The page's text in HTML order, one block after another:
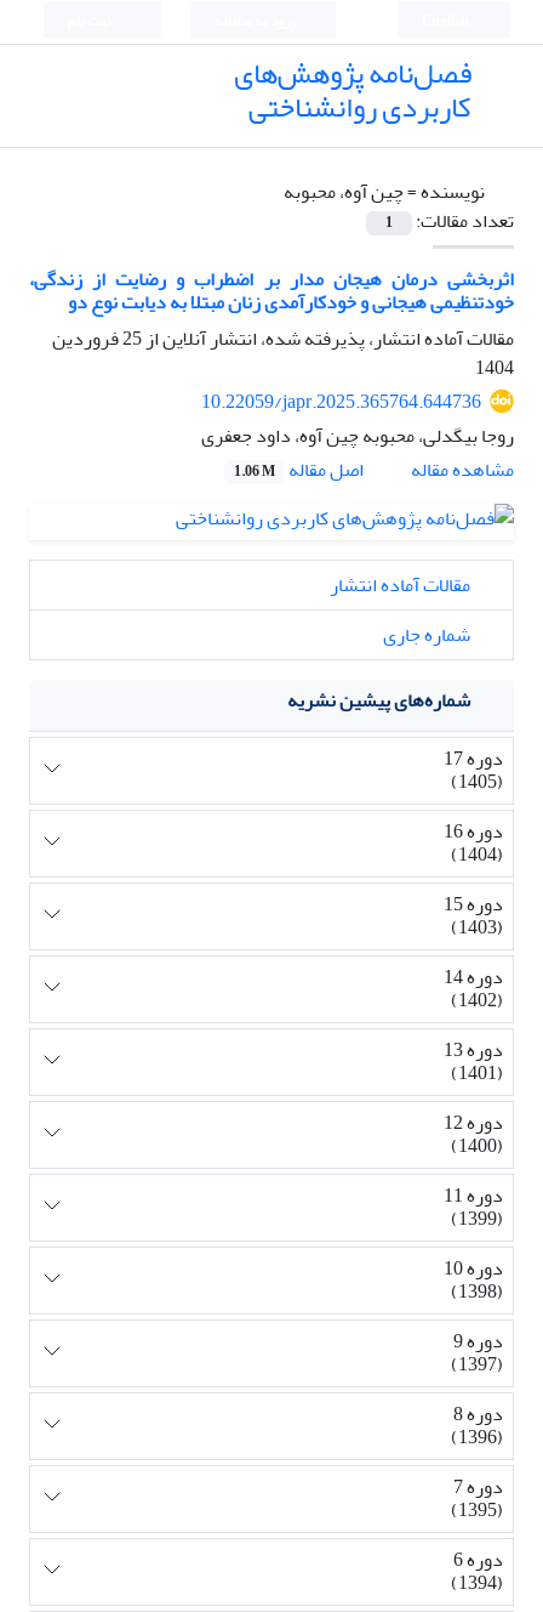
فصل‌نامه پژوهش‌های
کاربردی روانشناختی
نویسنده =چین آوه، محبوبه
تعداد مقالات:
1
اثربخشی درمان هیجان مدار بر اضطراب و رضایت از زندگی،
خودتنظیمی هیجانی و خودکارآمدی زنان مبتلا به دیابت نوع دو
مقالات آماده انتشار، پذیرفته شده، انتشار آنلاین از
25 فروردین
1404
10.22059/japr.2025.365764.644736
روجا بیگدلی، محبوبه چین آوه، داود جعفری
مشاهده مقاله
اصل مقاله 1.06 M
مقالات آماده انتشار
شماره جاری
شماره‌های پیشین نشریه
دوره 17
(1405)
دوره 16
(1404)
دوره 15
(1403)
دوره 14
(1402)
دوره 13
(1401)
دوره 12
(1400)
دوره 11
(1399)
دوره 10
(1398)
دوره 9
(1397)
دوره 8
(1396)
دوره 7
(1395)
دوره 6
(1394)